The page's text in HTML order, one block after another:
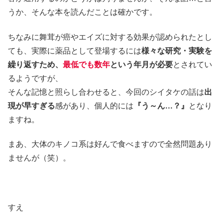
うか、そんな本を読んだことは確かです。
ちなみに舞茸が癌やエイズに対する効果が認められたとし
ても、実際に薬品として登場するには様々な研究・実験を
繰り返すため、 最低でも数年という年月が必要とされてい
るようですが、
そんな記憶と照らし合わせると、今回のシイタケの話は出
現が早すぎる感があり、個人的には 『う～ん…？』
となり
ますね。
まあ、大体のキノコ系は好んで食べますので全然問題あり
ませんが（笑）。
すえ